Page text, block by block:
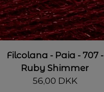
Filcolana - Paia - 707 -
Ruby Shimmer
56,00 DKK